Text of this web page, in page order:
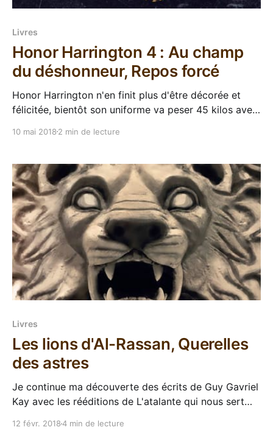
Livres
Honor Harrington 4 : Au champ
du déshonneur, Repos forcé
Honor Harrington n'en finit plus d'être décorée et
félicitée, bientôt son uniforme va peser 45 kilos avec
telle collection de distinctions ne se constitue pas
de tous
10 mai 2018 2 min de lecture
Livres
Les lions d'Al-Rassan, Querelles
des astres
Je continue ma découverte des écrits de Guy Gavriel
Kay avec les rééditions de L'atalante qui nous sert
12 févr. 20184 min de lecture